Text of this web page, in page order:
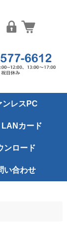
ンレスPC
LANカード
ンロード
い合わせ